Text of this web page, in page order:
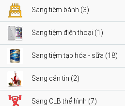
Sang tiệm bánh (3)
Sang tiệm điện thoại (1)
Sang tiệm tạp hóa - sữa (18)
Sang căn tin (2)
Sang CLB thể hình (7)